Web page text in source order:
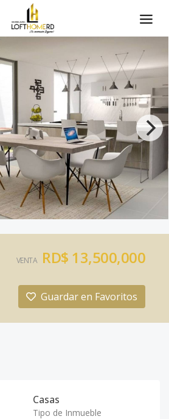
VENTA RD$ 13,500,000
Guardar en Favoritos
Casas
Tipo de Inmueble